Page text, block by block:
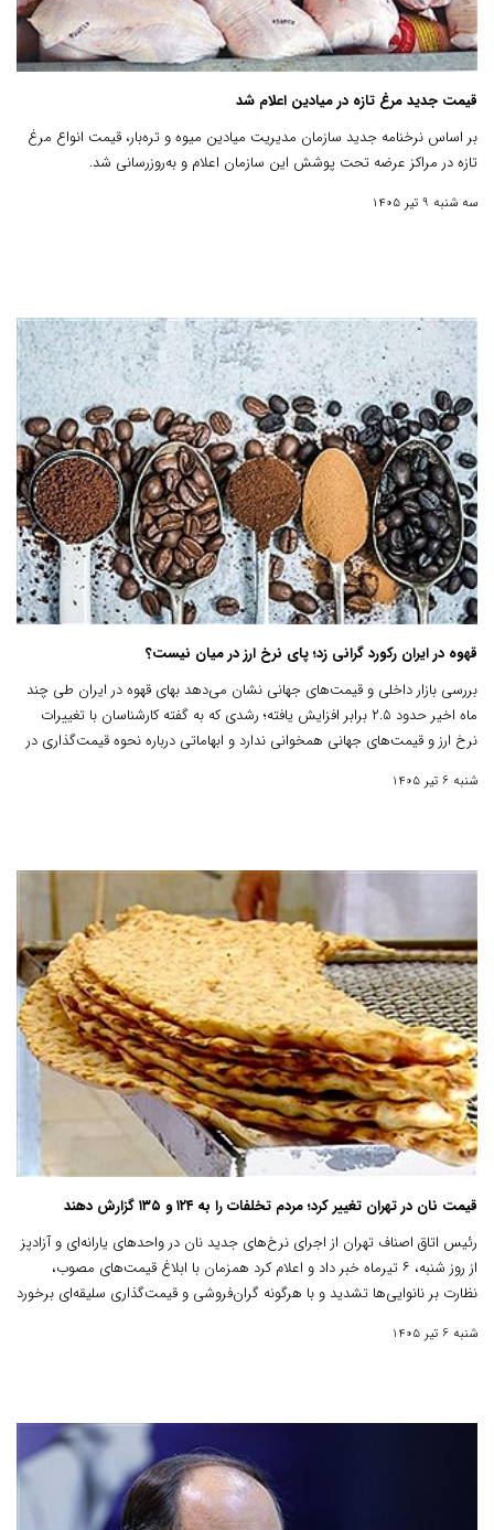
قیمت جدید مرغ تازه در میادین اعلام شد
بر اساس نرخنامه جدید سازمان مدیریت میادین میوه و تره‌بار، قیمت انواع مرغ
تازه در مراکز عرضه تحت پوشش این سازمان اعلام و به‌روزرسانی شد.
سه شنبه 9 تیر 1405
قهوه در ایران رکورد گرانی زد؛ پای نرخ ارز در میان نیست؟
بررسی بازار داخلی و قیمت‌های جهانی نشان می‌دهد بهای قهوه در ایران طی چند
ماه اخیر حدود ۲.۵ برابر افزایش یافته؛ رشدی که به گفته کارشناسان با تغییرات
نرخ ارز و قیمت‌های جهانی همخوانی ندارد و ابهاماتی درباره نحوه قیمت‌گذاری در
شنبه 6 تیر 1405
قیمت نان در تهران تغییر کرد؛ مردم تخلفات را به ۱۲۴ و ۱۳۵ گزارش دهند
رئیس اتاق اصناف تهران از اجرای نرخ‌های جدید نان در واحدهای یارانه‌ای و آزادپز
از روز شنبه، ۶ تیرماه خبر داد و اعلام کرد همزمان با ابلاغ قیمت‌های مصوب،
نظارت بر نانوایی‌ها تشدید و با هرگونه گران‌فروشی و قیمت‌گذاری سلیقه‌ای برخورد
شنبه 6 تیر 1405